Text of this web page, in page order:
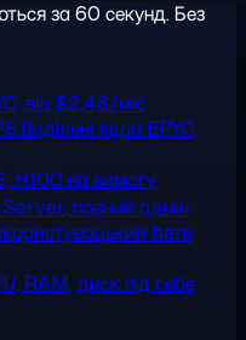
за 60 секунд. Без
від $2,48/міс
Виділені ядра EPYC,
H100 на вимогу
повний адмін
bare
RAM, диск під себе